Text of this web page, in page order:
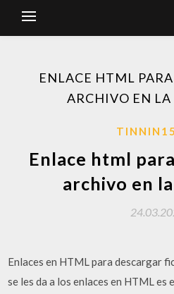
ENLACE HTML
ARCHIVO EN LA
Enlace html
archivo en
Enlaces en HTML para descargar
se les da a los enlaces en HTML es